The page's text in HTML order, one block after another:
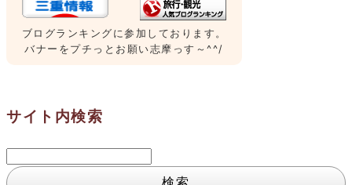
ブログランキングに参加しております。
バナーをプチっとお願い志摩っす～^^/
サイト内検索
検
索: